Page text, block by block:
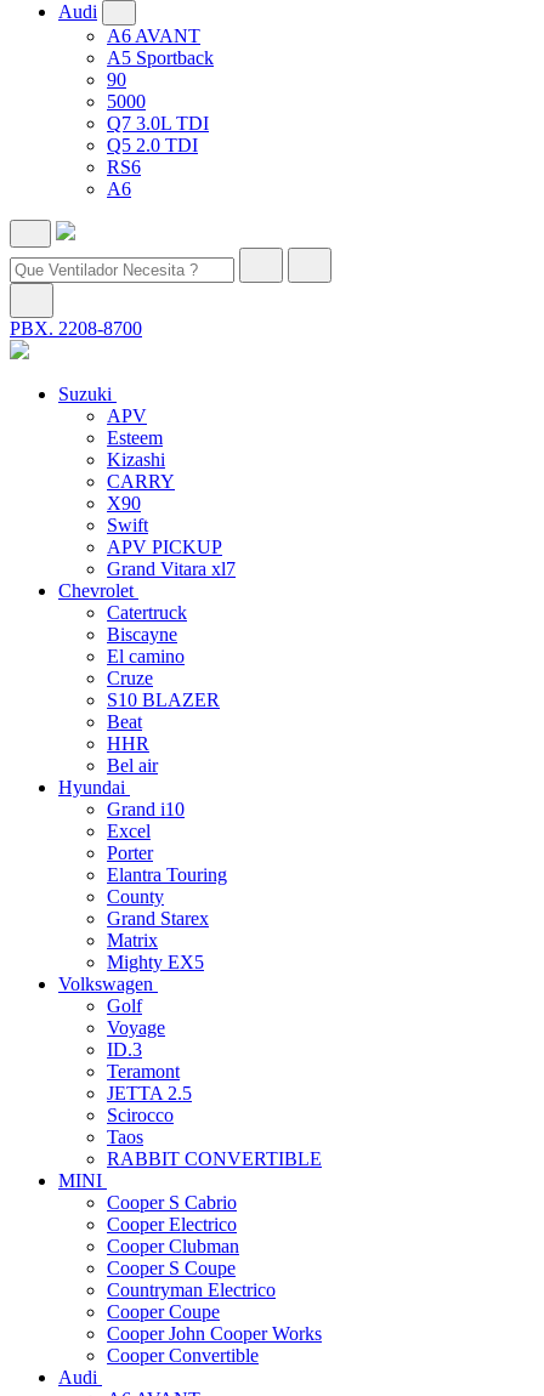
Audi
A6 AVANT
A5 Sportback
90
5000
Q7 3.0L TDI
Q5 2.0 TDI
RS6
A6
PBX. 2208-8700
Suzuki
APV
Esteem
Kizashi
CARRY
X90
Swift
APV PICKUP
Grand Vitara xl7
Chevrolet
Catertruck
Biscayne
El camino
Cruze
S10 BLAZER
Beat
HHR
Bel air
Hyundai
Grand i10
Excel
Porter
Elantra Touring
County
Grand Starex
Matrix
Mighty EX5
Volkswagen
Golf
Voyage
ID.3
Teramont
JETTA 2.5
Scirocco
Taos
RABBIT CONVERTIBLE
MINI
Cooper S Cabrio
Cooper Electrico
Cooper Clubman
Cooper S Coupe
Countryman Electrico
Cooper Coupe
Cooper John Cooper Works
Cooper Convertible
Audi